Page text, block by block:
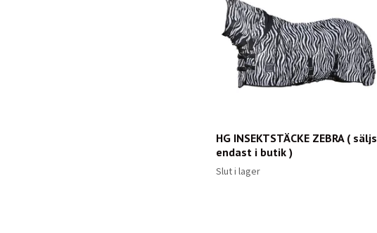
HG INSEKTSTÄCKE ZEBRA ( säljs
endast i butik )
Slut i lager